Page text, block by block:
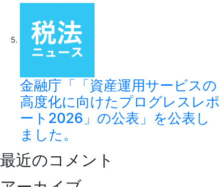
金融庁「「資産運用サービスの
高度化に向けたプログレスレポ
ート2026」の公表」を公表し
ました。
最近のコメント